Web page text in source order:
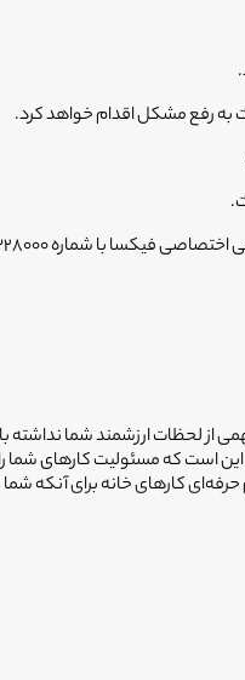
به رفع مشکل اقدام خواهد کرد.
از لحظات ارزشمند شما نداشته
است که مسئولیت کارهای شما
کارهای خانه برای آنکه